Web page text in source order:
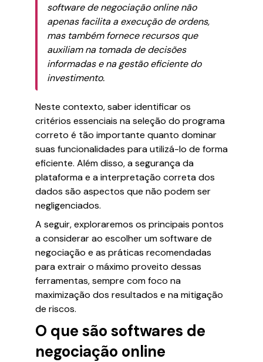
software de negociação online não
apenas facilita a execução de ordens,
mas também fornece recursos que
auxiliam na tomada de decisões
informadas e na gestão eficiente do
investimento.
Neste contexto, saber identificar os
critérios essenciais na seleção do programa
correto é tão importante quanto dominar
suas funcionalidades para utilizá-lo de forma
eficiente. Além disso, a segurança da
plataforma e a interpretação correta dos
dados são aspectos que não podem ser
negligenciados.
A seguir, exploraremos os principais pontos
a considerar ao escolher um software de
negociação e as práticas recomendadas
para extrair o máximo proveito dessas
ferramentas, sempre com foco na
maximização dos resultados e na mitigação
de riscos.
O que são softwares de
negociação online